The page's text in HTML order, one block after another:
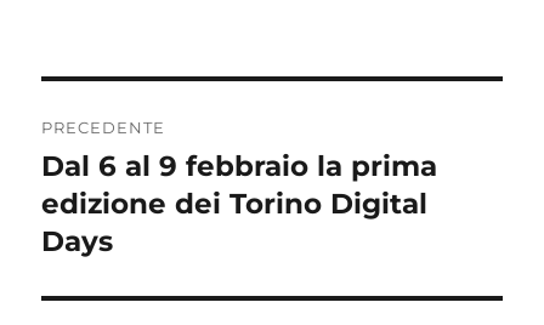
articoli
PRECEDENTE
Articolo
precedente:
Dal 6 al 9 febbraio la prima
edizione dei Torino Digital
Days